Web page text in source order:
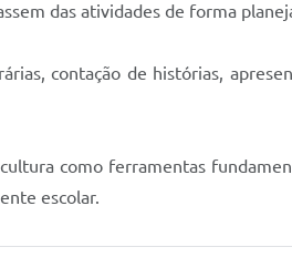
das atividades de forma
contação de histórias,
como ferramentas
escolar.